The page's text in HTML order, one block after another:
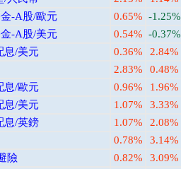
-A股/歐元
0.65% -1.25%
-A股/美元
0.54% -0.37%
息/美元
0.36% 2.84%
2.83% 0.48%
息/歐元
0.96% 1.96%
息/美元
1.07% 3.33%
息/英鎊
1.07% 2.08%
0.78% 3.14%
險
0.82% 3.09%